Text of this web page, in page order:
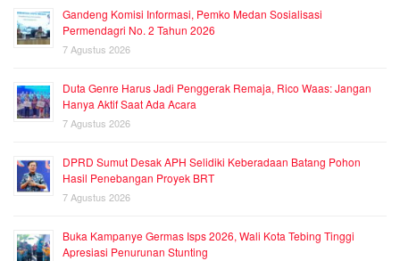
Gandeng Komisi Informasi, Pemko Medan Sosialisasi
Permendagri No. 2 Tahun 2026
7 Agustus 2026
Duta Genre Harus Jadi Penggerak Remaja, Rico Waas: Jangan
Hanya Aktif Saat Ada Acara
7 Agustus 2026
DPRD Sumut Desak APH Selidiki Keberadaan Batang Pohon
Hasil Penebangan Proyek BRT
7 Agustus 2026
Buka Kampanye Germas Isps 2026, Wali Kota Tebing Tinggi
Apresiasi Penurunan Stunting